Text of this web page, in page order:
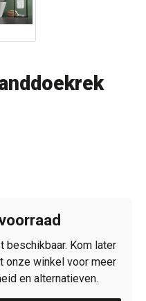
beschikbaar. Kom later
onze winkel voor meer
en alternatieven.